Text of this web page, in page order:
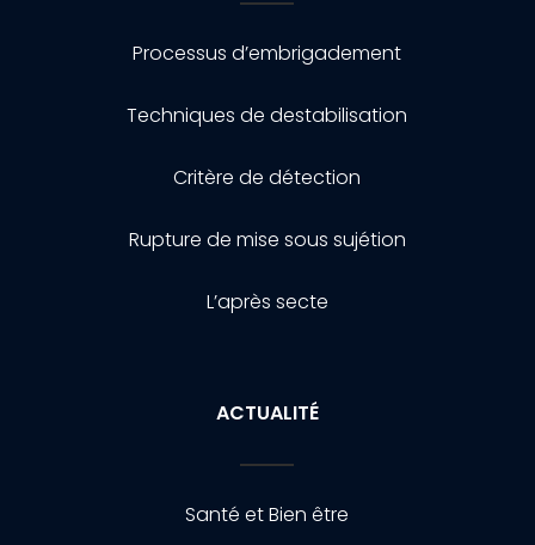
Processus d’embrigadement
Techniques de destabilisation
Critère de détection
Rupture de mise sous sujétion
L’après secte
ACTUALITÉ
Santé et Bien être